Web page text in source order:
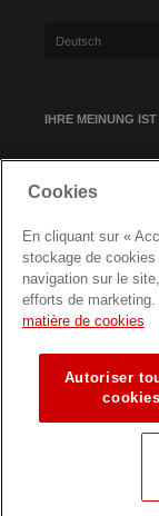
Deutsch
IHRE MEINUNG
NEWSLETTER-
Cookies
En cliquant sur «
stockage de
navigation sur le
efforts de marketing.
matière de cookies
Autoriser
cookies